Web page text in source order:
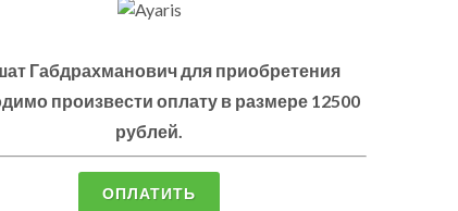
Габдрахманович для приобретения
произвести оплату в размере 12500
рублей.